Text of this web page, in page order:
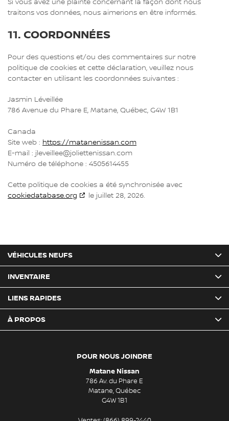
Si vous avez une plainte concernant la façon dont nous
traitons vos données, nous aimerions en être informés.
11. COORDONNÉES
Pour des questions et/ou des commentaires sur notre
politique de cookies et cette déclaration, veuillez nous
contacter en utilisant les coordonnées suivantes :
Jasmin Léveillée
786 Avenue du Phare E, Matane, Québec, G4W 1B1
Canada
Site web : https://matanenissan.com
E-mail : jleveillee@joliettenissan.com
Numéro de téléphone : 4505614455
Cette politique de cookies a été synchronisée avec
cookiedatabase.org
le juillet 28, 2026.
POUR NOUS JOINDRE
Matane Nissan
786 Av. du Phare E
Matane,Québec
G4W 1B1
VÉHICULES NEUFS
INVENTAIRE
LIENS RAPIDES
À PROPOS